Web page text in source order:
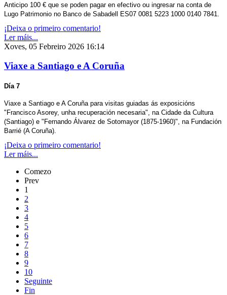
Anticipo 100 € que se poden pagar en efectivo ou ingresar na conta de
Lugo Patrimonio no Banco de Sabadell ES07 0081 5223 1000 0140 7841.
¡Deixa o primeiro comentario!
Ler máis...
Xoves, 05 Febreiro 2026 16:14
Viaxe a Santiago e A Coruña
Día 7
Viaxe a Santiago e A Coruña para visitas guiadas ás exposicións
"Francisco Asorey, unha recuperación necesaria", na Cidade da Cultura
(Santiago) e "Fernando Álvarez de Sotomayor (1875-1960)", na Fundación
Barrié (A Coruña).
¡Deixa o primeiro comentario!
Ler máis...
Comezo
Prev
1
2
3
4
5
6
7
8
9
10
Seguinte
Fin